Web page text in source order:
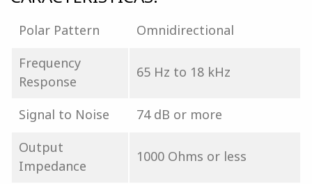
Polar Pattern
Omnidirectional
Frequency
Response
65 Hz to 18 kHz
Signal to Noise
74 dB or more
Output
Impedance
1000 Ohms or less